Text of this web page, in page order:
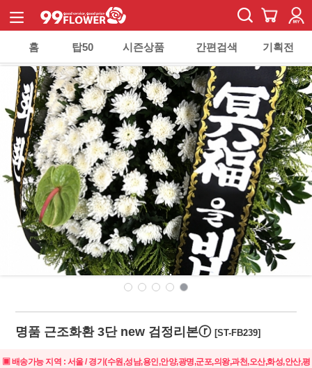
홈 탑50 시즌상품 간편검색 기획전
명품 근조화환 3단 new 검정리본ⓡ[ST-FB239]
▣ 배송가능 지역 : 서울 / 경기(수원,성남,용인,안양,광명,군포,의왕,과천,오산,화성,안산,평